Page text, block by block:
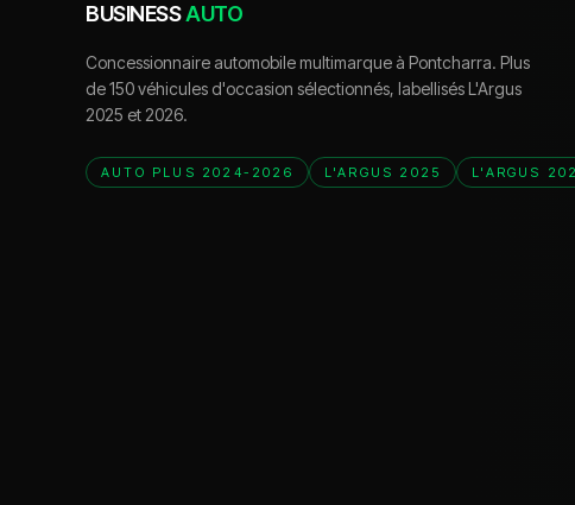
BUSINESSAUTO
Concessionnaire automobile multimarque à Pontcharra. Plus
de 150 véhicules d'occasion sélectionnés, labellisés L'Argus
2025 et 2026.
AUTO PLUS 2024-2026 L'ARGUS 2025 L'ARGUS